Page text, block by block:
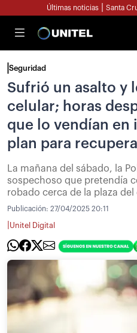
Últimas noticias Santa
Seguridad
Sufrió un asalto y
celular; horas
que lo vendían en
plan para
La mañana del sábado, la
sospechoso que pretendía
robado cerca de la plaza del
Publicación: 27/04/2025 20:11
Unitel Digital